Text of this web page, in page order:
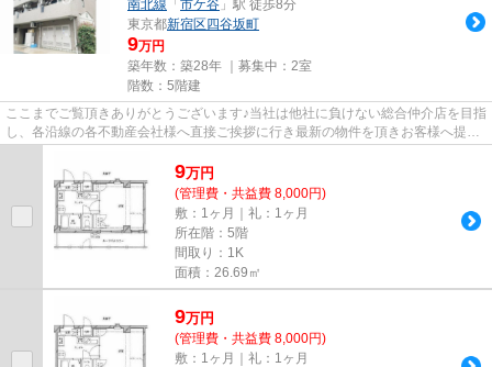
南北線 「 市ケ谷 」駅 徒歩8分
東京都新宿区 四谷坂町
9万円
築年数：築28年 ｜募集中： 2室
階数：5階建
ここまでご覧頂きありがとうございます♪当社は他社に負けない総合仲介店を目指
し、各沿線の各不動産会社様へ直接ご挨拶に行き最新の物件を頂きお客様へ提供
9万円
(管理費・共益費 8,000円)
敷：1ヶ月｜礼：1ヶ月
所在階：5階
間取り：1K
面積：26.69㎡
9万円
(管理費・共益費 8,000円)
敷：1ヶ月｜礼：1ヶ月